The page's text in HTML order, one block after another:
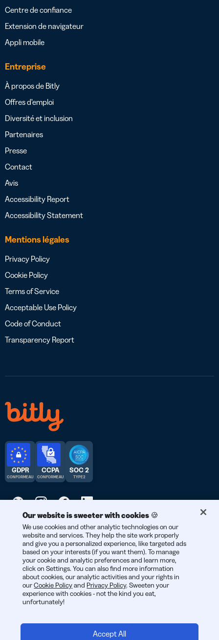
Centre de confiance
Extension de navigateur
Appli mobile
Entreprise
À propos de Bitly
Offres d’emploi
Diversité et inclusion
Partenaires
Presse
Contact
Avis
Accessibility Report
Accessibility Statement
Mentions légales
Privacy Policy
Cookie Policy
Terms of Service
Acceptable Use Policy
Code of Conduct
Transparency Report
© 2026 Bitly | Fait avec soin à New York City, Berlin, et partout
dans le monde.
GDPR
CONFORME AU
CCPA
CONFORME AU
SOC 2
TYPE 2
Our website is sweeter with cookies 🍪
We use cookies and other analytic technologies on our
website and services. They help the site work properly
and give you a personalized experience, like targeted ads
based on your interests (if you want them). To manage
your cookie and analytic preferences and learn more,
click on Settings. You can also find more information
about cookies, our analytic activities and your rights in
ourCookie Policyand Privacy Policy. Sweeten your
experience with cookies - not the kind you eat,
unfortunately!
Accept All